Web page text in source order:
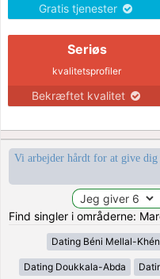
Gratis tjenester
Seriøs
kvalitetsprofiler
Bekræftet kvalitet
Vi arbejder hårdt for at give dig
Find singler i områderne:
Dating Béni Mellal-
Dating Doukkala-Abda